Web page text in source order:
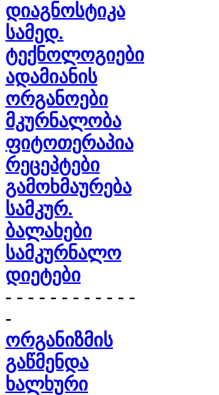
დიაგნოსტიკა
სამედ.
ტექნოლოგიები
ადამიანის
ორგანოები
მკურნალობა
ფიტოთერაპია
რეცეპტები
გამოხმაურება
სამკურ.
ბალახები
სამკურნალო
დიეტები
- - - - - - - - - - - -
-
ორგანიზმის
გაწმენდა
ხალხური